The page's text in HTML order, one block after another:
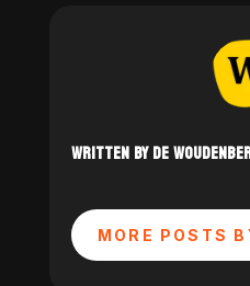
WRITTEN BY DE
MORE POSTS